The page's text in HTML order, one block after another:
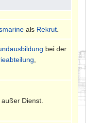
als Rekrut
bei der
Dienst.